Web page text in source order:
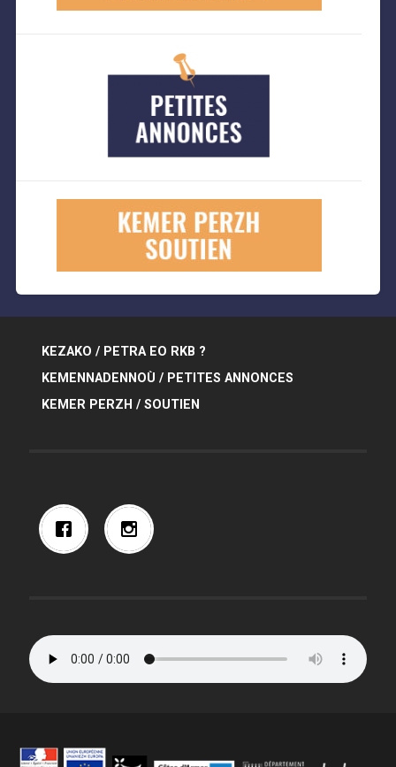
KEZAKO / PETRA EO RKB ?
KEMENNADENNOÙ / PETITES ANNONCES
KEMER PERZH / SOUTIEN